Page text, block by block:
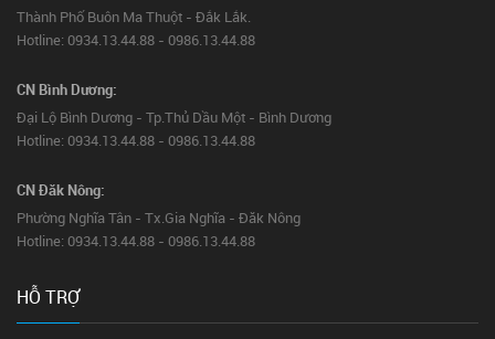
Thành Phố Buôn Ma Thuột - Đắk Lắk.
Hotline: 0934.13.44.88 - 0986.13.44.88
CN Bình Dương:
Đại Lộ Bình Dương - Tp.Thủ Dầu Một - Bình Dương
Hotline: 0934.13.44.88 - 0986.13.44.88
CN Đăk Nông:
Phường Nghĩa Tân - Tx.Gia Nghĩa - Đăk Nông
Hotline: 0934.13.44.88 - 0986.13.44.88
HỖ TRỢ